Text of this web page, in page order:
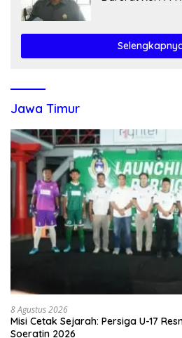
Jawa Timur
8 Agustus 2026
Misi Cetak Sejarah: Persiga U-17
Soeratin 2026